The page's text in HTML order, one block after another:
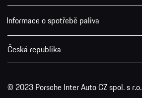
Informace o spotřebě paliva
Česká republika
© 2023 Porsche Inter Auto CZ spol. s r.o.